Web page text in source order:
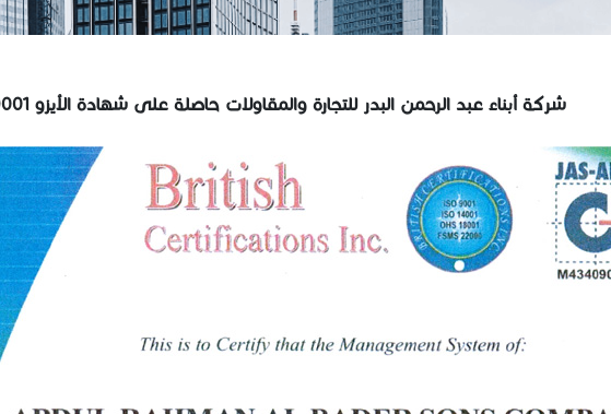
شركة أبناء عبد الرحمن البدر للتجارة والمقاولات حاصلة على شهادة الأيزو 9001